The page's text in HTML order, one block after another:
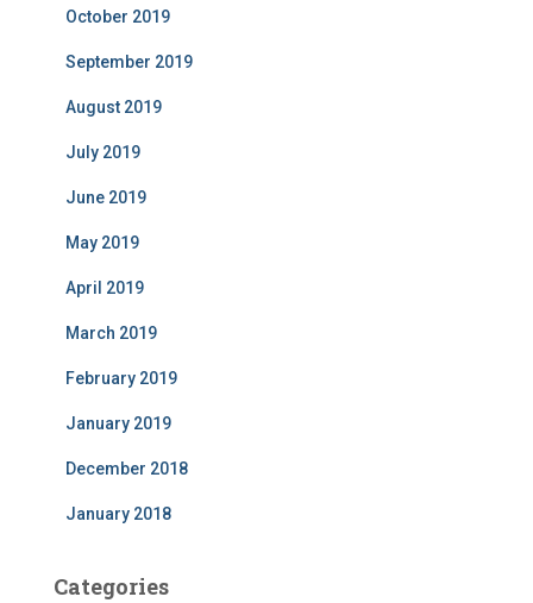
October 2019
September 2019
August 2019
July 2019
June 2019
May 2019
April 2019
March 2019
February 2019
January 2019
December 2018
January 2018
Categories